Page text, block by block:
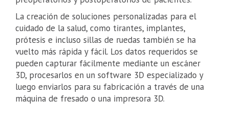
La creación de soluciones personalizadas para el
cuidado de la salud, como tirantes, implantes,
prótesis e incluso sillas de ruedas también se ha
vuelto más rápida y fácil. Los datos requeridos se
pueden capturar fácilmente mediante un escáner
3D, procesarlos en un software 3D especializado y
luego enviarlos para su fabricación a través de una
máquina de fresado o una impresora 3D.